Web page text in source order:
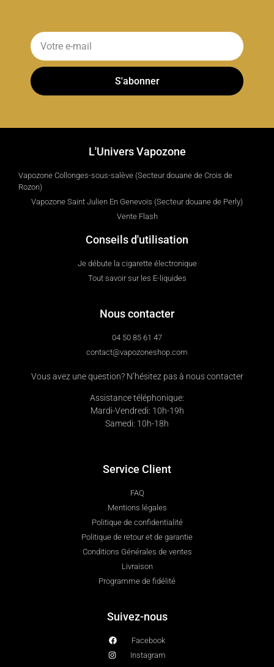
S'abonner
L'Univers Vapozone
Vapozone Collonges-sous-salève (Secteur douane de Crois de
Rozon)
Vapozone Saint Julien En Genevois (Secteur douane de Perly)
Vente Flash
Conseils d'utilisation
Je débute la cigarette électronique
Tout savoir sur les E-liquides
Nous contacter
04 50 85 61 47
contact@vapozoneshop.com
Vous avez une question? N’hésitez pas à nous contacter
Assistance téléphonique:
Mardi-Vendredi: 10h-19h
Samedi: 10h-18h
Service Client
FAQ
Mentions légales
Politique de confidentialité
Politique de retour et de garantie
Conditions Générales de ventes
Livraison
Programme de fidélité
Suivez-nous
Facebook
Instagram